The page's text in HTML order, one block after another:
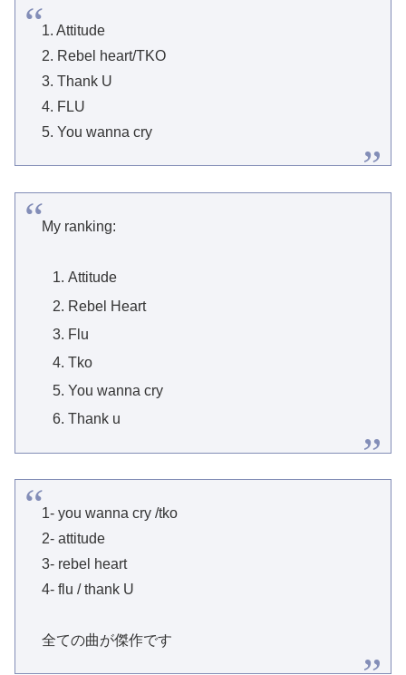
1. Attitude
2. Rebel heart/TKO
3. Thank U
4. FLU
5. You wanna cry
My ranking:
Attitude
Rebel Heart
Flu
Tko
You wanna cry
Thank u
1- you wanna cry /tko
2- attitude
3- rebel heart
4- flu / thank U
全ての曲が傑作です